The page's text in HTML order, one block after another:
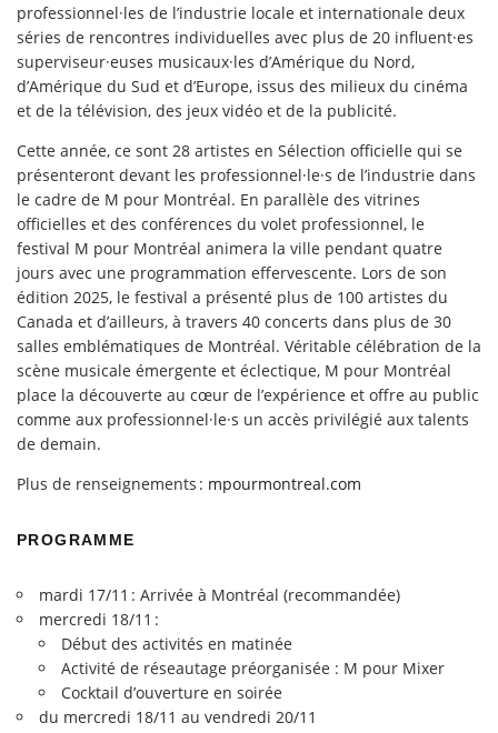
professionnel·les de l’industrie locale et internationale deux
séries de rencontres individuelles avec plus de 20 influent·es
superviseur·euses musicaux·les d’Amérique du Nord,
d’Amérique du Sud et d’Europe, issus des milieux du cinéma
et de la télévision, des jeux vidéo et de la publicité.
Cette année, ce sont 28 artistes en Sélection officielle qui se
présenteront devant les professionnel·le·s de l’industrie dans
le cadre de M pour Montréal. En parallèle des vitrines
officielles et des conférences du volet professionnel, le
festival M pour Montréal animera la ville pendant quatre
jours avec une programmation effervescente. Lors de son
édition 2025, le festival a présenté plus de 100 artistes du
Canada et d’ailleurs, à travers 40 concerts dans plus de 30
salles emblématiques de Montréal. Véritable célébration de la
scène musicale émergente et éclectique, M pour Montréal
place la découverte au cœur de l’expérience et offre au public
comme aux professionnel·le·s un accès privilégié aux talents
de demain.
Plus de renseignements : mpourmontreal.com
PROGRAMME
mardi 17/11 : Arrivée à Montréal (recommandée)
mercredi 18/11 :
Début des activités en matinée
Activité de réseautage préorganisée : M pour Mixer
Cocktail d’ouverture en soirée
du mercredi 18/11 au vendredi 20/11